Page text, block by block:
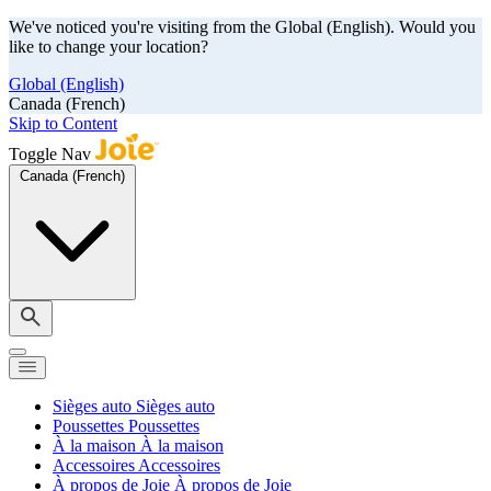
We've noticed you're visiting from the Global (English). Would you
like to change your location?
Global (English)
Canada (French)
Skip to Content
Toggle Nav
Canada (French)
Sièges auto Sièges auto
Poussettes Poussettes
À la maison À la maison
Accessoires Accessoires
À propos de Joie À propos de Joie